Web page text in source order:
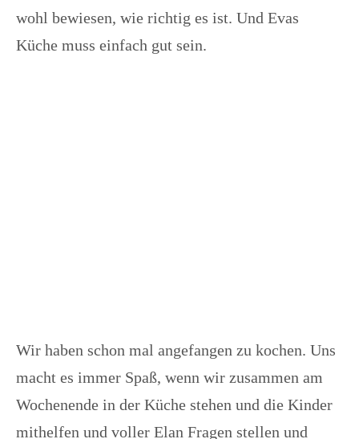
wohl bewiesen, wie richtig es ist. Und Evas
Küche muss einfach gut sein.
Wir haben schon mal angefangen zu kochen. Uns
macht es immer Spaß, wenn wir zusammen am
Wochenende in der Küche stehen und die Kinder
mithelfen und voller Elan Fragen stellen und